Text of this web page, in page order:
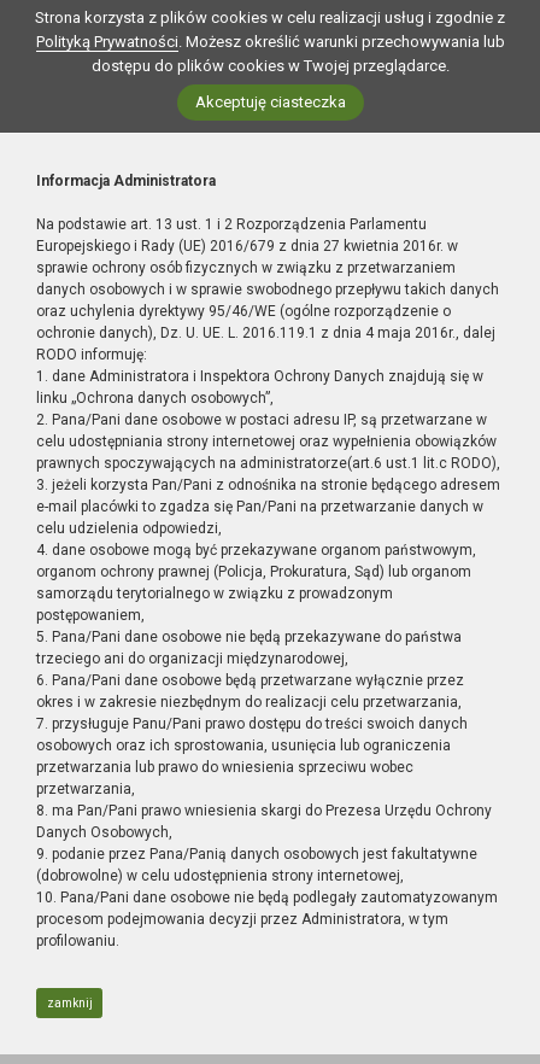
Strona korzysta z plików cookies w celu realizacji usług i zgodnie z
Polityką Prywatności. Możesz określić warunki przechowywania lub
dostępu do plików cookies w Twojej przeglądarce.
Akceptuję ciasteczka
Informacja Administratora
Na podstawie art. 13 ust. 1 i 2 Rozporządzenia Parlamentu
Europejskiego i Rady (UE) 2016/679 z dnia 27 kwietnia 2016r. w
sprawie ochrony osób fizycznych w związku z przetwarzaniem
danych osobowych i w sprawie swobodnego przepływu takich danych
oraz uchylenia dyrektywy 95/46/WE (ogólne rozporządzenie o
ochronie danych), Dz. U. UE. L. 2016.119.1 z dnia 4 maja 2016r., dalej
RODO informuję:
1. dane Administratora i Inspektora Ochrony Danych znajdują się w
linku „Ochrona danych osobowych”,
2. Pana/Pani dane osobowe w postaci adresu IP, są przetwarzane w
celu udostępniania strony internetowej oraz wypełnienia obowiązków
prawnych spoczywających na administratorze(art.6 ust.1 lit.c RODO),
3. jeżeli korzysta Pan/Pani z odnośnika na stronie będącego adresem
e-mail placówki to zgadza się Pan/Pani na przetwarzanie danych w
celu udzielenia odpowiedzi,
4. dane osobowe mogą być przekazywane organom państwowym,
organom ochrony prawnej (Policja, Prokuratura, Sąd) lub organom
samorządu terytorialnego w związku z prowadzonym
postępowaniem,
5. Pana/Pani dane osobowe nie będą przekazywane do państwa
trzeciego ani do organizacji międzynarodowej,
6. Pana/Pani dane osobowe będą przetwarzane wyłącznie przez
okres i w zakresie niezbędnym do realizacji celu przetwarzania,
7. przysługuje Panu/Pani prawo dostępu do treści swoich danych
osobowych oraz ich sprostowania, usunięcia lub ograniczenia
przetwarzania lub prawo do wniesienia sprzeciwu wobec
przetwarzania,
8. ma Pan/Pani prawo wniesienia skargi do Prezesa Urzędu Ochrony
Danych Osobowych,
9. podanie przez Pana/Panią danych osobowych jest fakultatywne
(dobrowolne) w celu udostępnienia strony internetowej,
10. Pana/Pani dane osobowe nie będą podlegały zautomatyzowanym
procesom podejmowania decyzji przez Administratora, w tym
profilowaniu.
zamknij